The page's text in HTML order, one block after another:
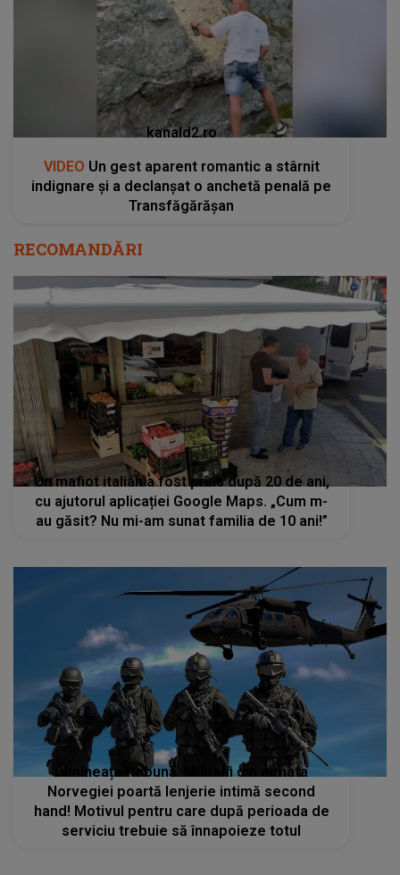
kanald2.ro
VIDEO Un gest aparent romantic a stârnit
indignare și a declanșat o anchetă penală pe
Transfăgărășan
RECOMANDĂRI
Un mafiot italian a fost prins după 20 de ani,
cu ajutorul aplicației Google Maps. „Cum m-
au găsit? Nu mi-am sunat familia de 10 ani!”
Dimineața Nebună. Militarii din armata
Norvegiei poartă lenjerie intimă second
hand! Motivul pentru care după perioada de
serviciu trebuie să înnapoieze totul